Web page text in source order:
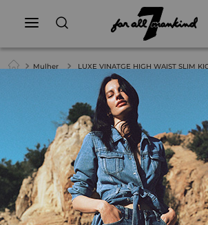
Mulher LUXE VINATGE HIGH WAIST SLIM
LUXE VINATGE HIGH WAIST SLIM
FLEUR
24 25 26 28 29 30